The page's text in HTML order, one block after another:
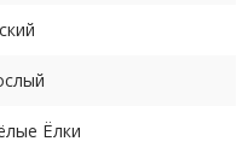
загрязнения.
подходит костюм
Ёлки